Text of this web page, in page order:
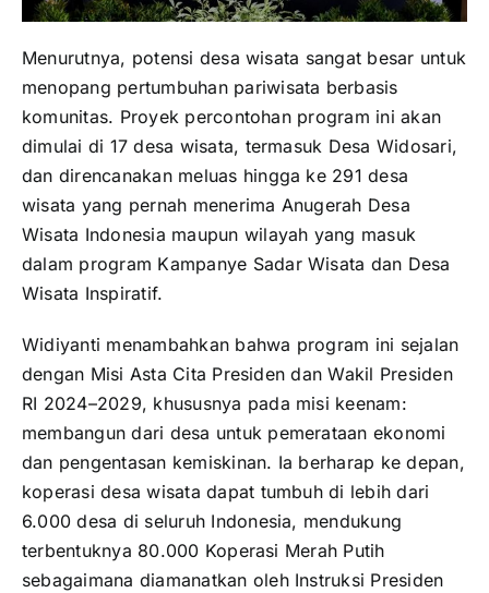
Menurutnya, potensi desawisata sangat besar untuk
menopang pertumbuhan pariwisata berbasis
komunitas. Proyek percontohan program iniakan
dimulai di 17desa wisata, termasuk Desa Widosari,
dan direncanakan meluas hingga ke 291desa
wisata yang pernah menerima Anugerah Desa
Wisata Indonesia maupun wilayah yang masuk
dalam program Kampanye Sadar Wisata dan Desa
Wisata Inspiratif.
Widiyanti menambahkan bahwa program ini sejalan
dengan Misi Asta Cita PresidendanWakil Presiden
RI 2024–2029, khususnya pada misi keenam:
membangundari desa untuk pemerataan ekonomi
dan pengentasan kemiskinan. Ia berharap kedepan,
koperasidesawisatadapat tumbuhdi lebihdari
6.000desa di seluruh Indonesia, mendukung
terbentuknya 80.000 Koperasi Merah Putih
sebagaimana diamanatkan oleh Instruksi Presiden